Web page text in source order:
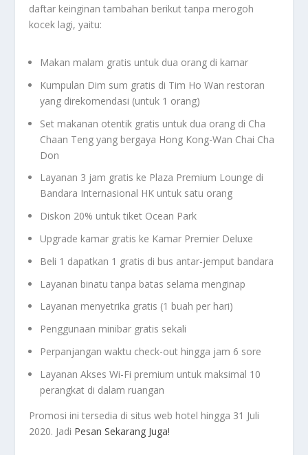
daftar keinginan tambahan berikut tanpa merogoh
kocek lagi, yaitu:
Makan malam gratis untuk dua orang di kamar
Kumpulan Dim sum gratis di Tim Ho Wan restoran
yang direkomendasi (untuk 1 orang)
Set makanan otentik gratis untuk dua orang di Cha
Chaan Teng yang bergaya Hong Kong-Wan Chai Cha
Don
Layanan 3 jam gratis ke Plaza Premium Lounge di
Bandara Internasional HK untuk satu orang
Diskon 20% untuk tiket Ocean Park
Upgrade kamar gratis ke Kamar Premier Deluxe
Beli 1 dapatkan 1 gratis di bus antar-jemput bandara
Layanan binatu tanpa batas selama menginap
Layanan menyetrika gratis (1 buah per hari)
Penggunaan minibar gratis sekali
Perpanjangan waktu check-out hingga jam 6 sore
Layanan Akses Wi-Fi premium untuk maksimal 10
perangkat di dalam ruangan
Promosi ini tersedia di situs web hotel hingga 31 Juli
2020. Jadi Pesan Sekarang Juga!